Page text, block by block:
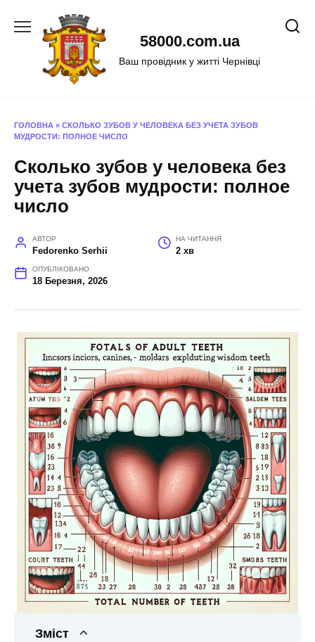
58000.com.ua
Ваш провідник у житті Чернівці
ГОЛОВНА » СКОЛЬКО ЗУБОВ У ЧЕЛОВЕКА БЕЗ УЧЕТА ЗУБОВ
МУДРОСТИ: ПОЛНОЕ ЧИСЛО
Сколько зубов у человека без
учета зубов мудрости: полное
число
АВТОР
Fedorenko Serhii
НА ЧИТАННЯ
2 хв
ОПУБЛІКОВАНО
18 Березня, 2026
Зміст